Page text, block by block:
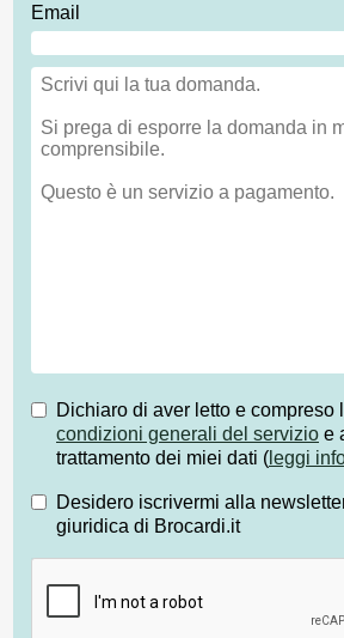
Email
Dichiaro di aver letto e compreso
condizioni generali del servizio e
trattamento dei miei dati ( leggi
Desidero iscrivermi alla
giuridica di Brocardi.it